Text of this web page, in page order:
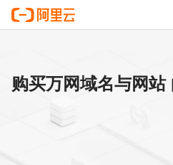
购买万网域名与网站